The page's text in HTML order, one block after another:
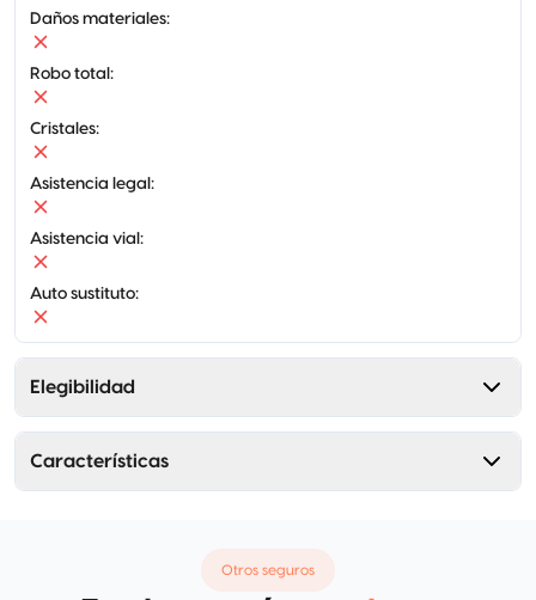
Daños materiales:
Robo total :
Cristales:
Asistencia legal :
Asistencia vial :
Auto sustituto:
Elegibilidad
Características
Otros seguros